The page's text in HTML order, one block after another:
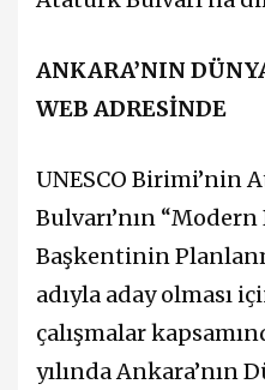
ANKARA’NIN
WEB ADRESİNDE
UNESCO Birimi’nin
Bulvarı’nın
Başkentinin
adıyla aday olması
çalışmalar
yılında Ankara’nın